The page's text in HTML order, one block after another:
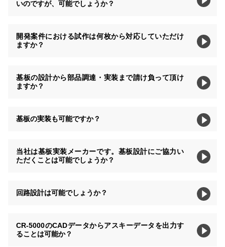
いのですが、可能でしょうか？
開発案件における試作は何枚から対応していただけ
ますか？
基板の設計から部品調達・実装まで請け負って頂け
ますか？
基板の実装も可能ですか？
当社は基板実装メーカーです。基板設計にご協力い
ただくことは可能でしょうか？
回路設計は可能でしょうか？
CR-5000のCADデータからアスキーデータを出力す
ることは可能か？